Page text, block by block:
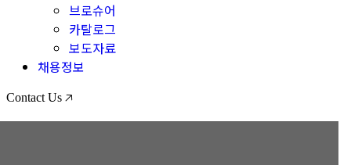
브로슈어
카탈로그
보도자료
채용정보
Contact Us 🡥